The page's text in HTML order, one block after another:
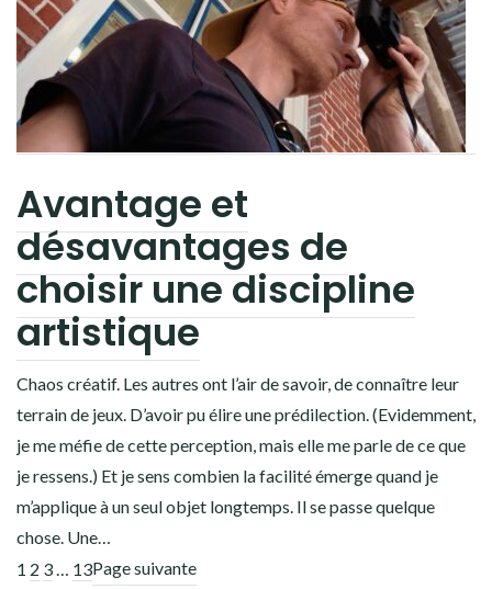
Avantage et
désavantages de
choisir une discipline
artistique
Chaos créatif. Les autres ont l’air de savoir, de connaître leur
terrain de jeux. D’avoir pu élire une prédilection. (Evidemment,
je me méfie de cette perception, mais elle me parle de ce que
je ressens.) Et je sens combien la facilité émerge quand je
m’applique à un seul objet longtemps. Il se passe quelque
chose. Une…
1 2 3… 13Page suivante